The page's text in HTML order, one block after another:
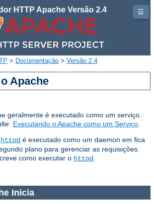
HTTP Apache Versão 2.4
> Documentação > Versão 2.4
Apache
geralmente é executado como um serviço.
Executando o Apache como um Serviço
httpd é executado como um daemon em fica
plano para gerenciar as requisições.
como executar o httpd
Inicia
☰